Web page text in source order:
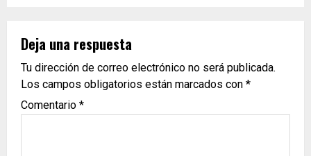
Deja una respuesta
Tu dirección de correo electrónico no será publicada.
Los campos obligatorios están marcados con *
Comentario *